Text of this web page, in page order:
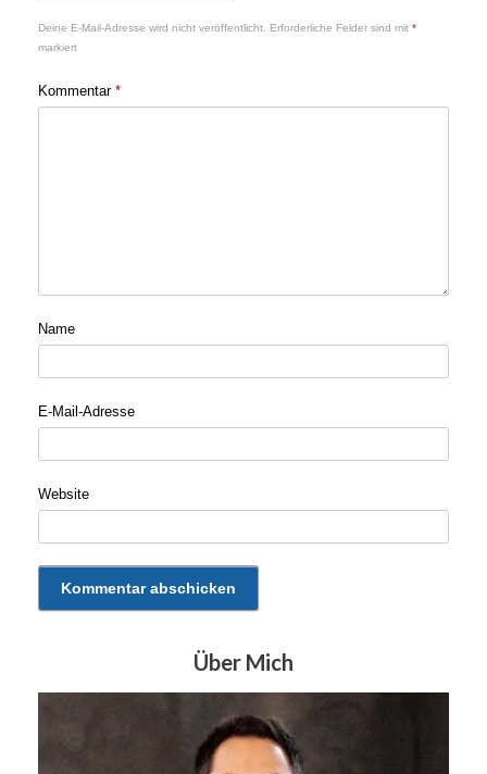
Deine E-Mail-Adresse wird nicht veröffentlicht. Erforderliche Felder sind mit *
markiert
Kommentar *
Name
E-Mail-Adresse
Website
Über Mich